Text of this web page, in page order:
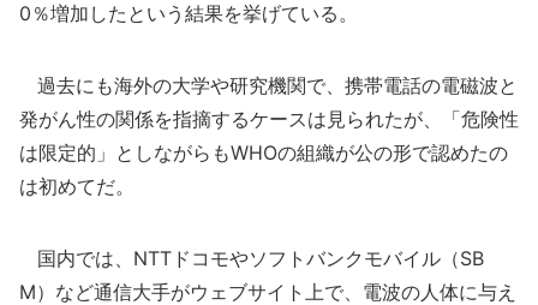
0％増加したという結果を挙げている。
過去にも海外の大学や研究機関で、携帯電話の電磁波と
発がん性の関係を指摘するケースは見られたが、「危険性
は限定的」としながらもWHOの組織が公の形で認めたの
は初めてだ。
国内では、NTTドコモやソフトバンクモバイル（SB
M）など通信大手がウェブサイト上で、電波の人体に与え